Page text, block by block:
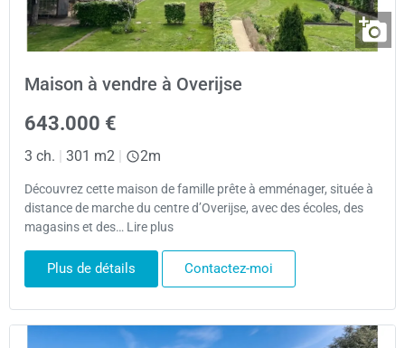
Maison à vendre à Overijse
643.000 €
3 ch. | 301 m2 | 2m
Découvrez cette maison de famille prête à emménager, située à
distance de marche du centre d’Overijse, avec des écoles, des
magasins et des… Lire plus
Plus de détails Contactez-moi